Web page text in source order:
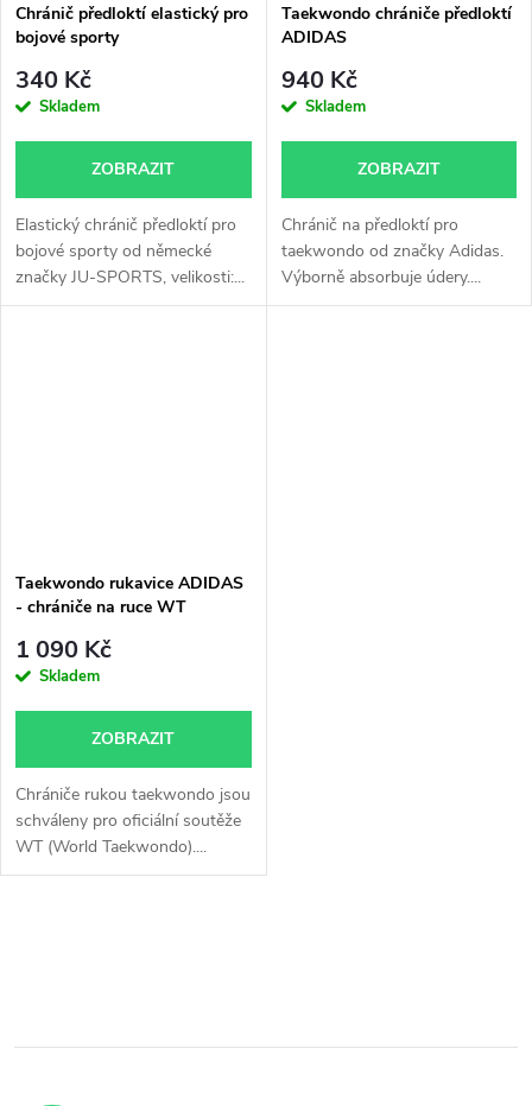
Chránič předloktí elastický pro
bojové sporty
340 Kč
Skladem
ZOBRAZIT
Elastický chránič předloktí pro
bojové sporty od německé
značky JU-SPORTS, velikosti:...
Taekwondo chrániče předloktí
ADIDAS
940 Kč
Skladem
ZOBRAZIT
Chránič na předloktí pro
taekwondo od značky Adidas.
Výborně absorbuje údery....
Taekwondo rukavice ADIDAS
- chrániče na ruce WT
1 090 Kč
Skladem
ZOBRAZIT
Chrániče rukou taekwondo jsou
schváleny pro oficiální soutěže
WT (World Taekwondo)....
l